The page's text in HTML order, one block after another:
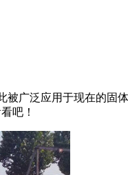
广泛应用于现在的固
吧！